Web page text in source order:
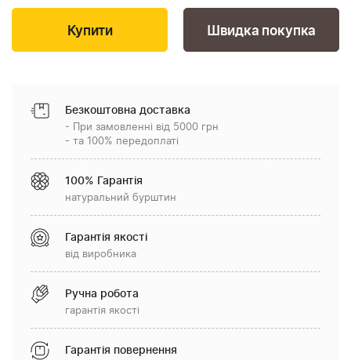
Швидка покупка
Безкоштовна доставка
- При замовленні від 5000 грн
- та 100% передоплаті
100% Гарантія
натуральний бурштин
Гарантія якості
від виробника
Ручна робота
гарантія якості
Гарантія повернення